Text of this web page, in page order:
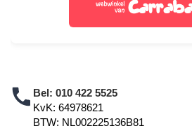
Bel: 010 422 5525
KvK: 64978621
BTW: NL002225136B81